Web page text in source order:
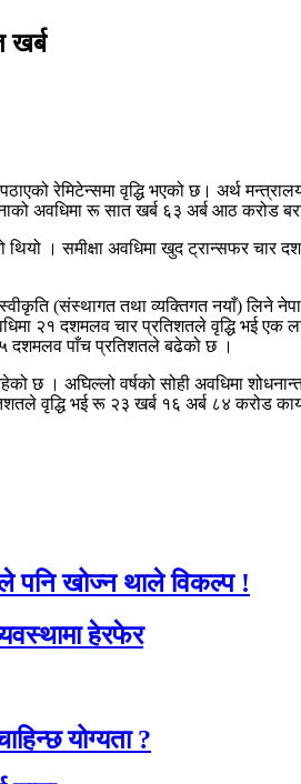
खर्ब
रेमिटेन्समा वृद्धि भएको छ। अर्थ
अवधिमा रू सात खर्ब ६३ अर्ब आठ करोड
। समीक्षा अवधिमा खुद ट्रान्सफर
स्वीकृति (संस्थागत तथा व्यक्तिगत नयाँ)
२१ दशमलव चार प्रतिशतले वृद्धि भई
दशमलव पाँच प्रतिशतले बढेको छ ।
छ । अघिल्लो वर्षको सोही अवधिमा
वृद्धि भई रू २३ खर्ब १६ अर्ब ८४ करोड
पनि खोज्न थाले विकल्प !
हेरफेर
योग्यता ?